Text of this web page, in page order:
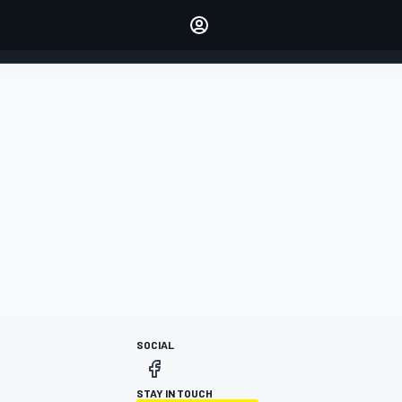
ACCEDI
SOCIAL
STAY IN TOUCH